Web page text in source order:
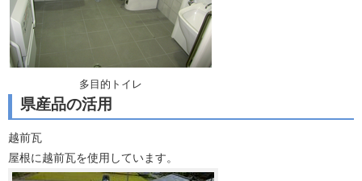
多目的トイレ
県産品の活用
越前瓦
屋根に越前瓦を使用しています。